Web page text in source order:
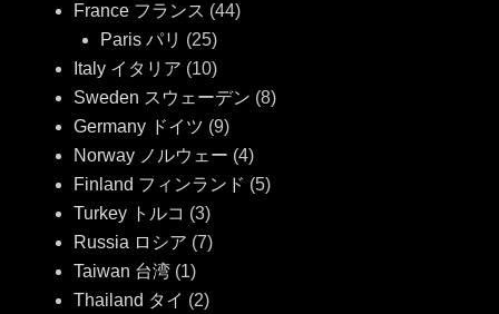
France フランス (44)
Paris パリ (25)
Italy イタリア (10)
Sweden スウェーデン (8)
Germany ドイツ (9)
Norway ノルウェー (4)
Finland フィンランド (5)
Turkey トルコ (3)
Russia ロシア (7)
Taiwan 台湾(1)
Thailand タイ (2)